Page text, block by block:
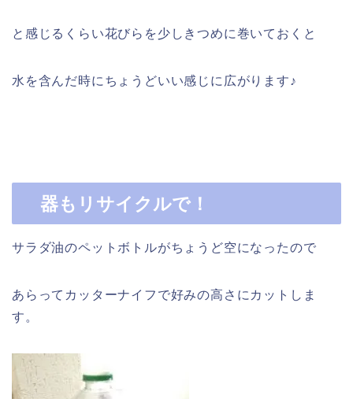
と感じるくらい花びらを少しきつめに巻いておくと
水を含んだ時にちょうどいい感じに広がります♪
器もリサイクルで！
サラダ油のペットボトルがちょうど空になったので
あらってカッターナイフで好みの高さにカットしま
す。